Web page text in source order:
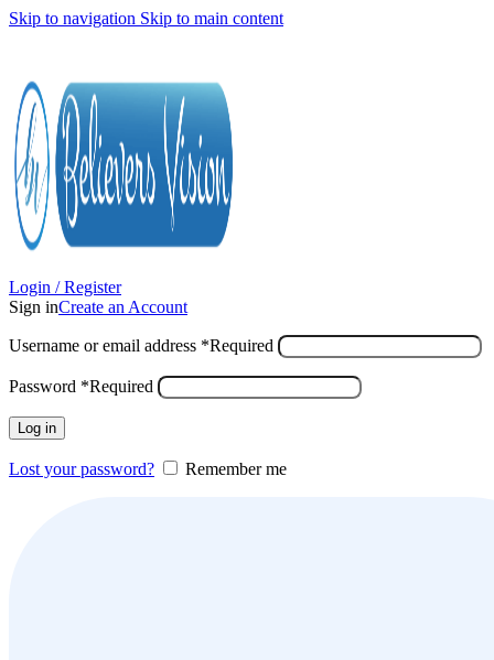
Skip to navigation Skip to main content
Login / Register
Sign inCreate an Account
Username or email address *Required
Password *Required
Log in
Lost your password? Remember me